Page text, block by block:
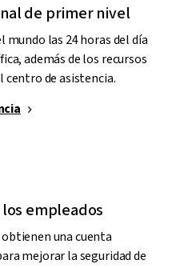
de primer nivel
mundo las 24 horas del día
además de los recursos
centro de asistencia.
empleados
obtienen una cuenta
mejorar la seguridad de